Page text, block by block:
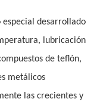
especial desarrollado
lubricación
de teflón,
metálicos
las crecientes y